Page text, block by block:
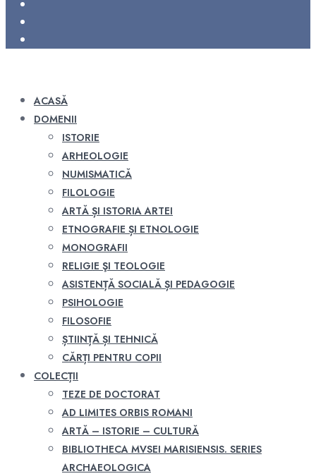
ACASĂ
DOMENII
ISTORIE
ARHEOLOGIE
NUMISMATICĂ
FILOLOGIE
ARTĂ ȘI ISTORIA ARTEI
ETNOGRAFIE ȘI ETNOLOGIE
MONOGRAFII
RELIGIE ŞI TEOLOGIE
ASISTENȚĂ SOCIALĂ ȘI PEDAGOGIE
PSIHOLOGIE
FILOSOFIE
ȘTIINȚĂ ȘI TEHNICĂ
CĂRȚI PENTRU COPII
COLECȚII
TEZE DE DOCTORAT
AD LIMITES ORBIS ROMANI
ARTĂ – ISTORIE – CULTURĂ
BIBLIOTHECA MVSEI MARISIENSIS. SERIES
ARCHAEOLOGICA